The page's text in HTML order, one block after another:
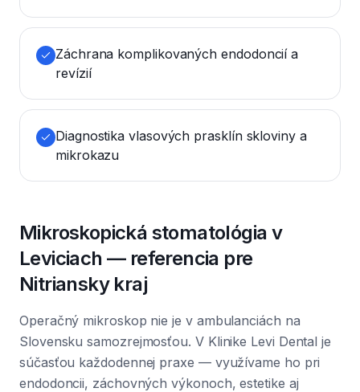
Záchrana komplikovaných endodoncií a
revízií
Diagnostika vlasových prasklín skloviny a
mikrokazu
Mikroskopická stomatológia v
Leviciach — referencia pre
Nitriansky kraj
Operačný mikroskop nie je v ambulanciách na
Slovensku samozrejmosťou. V Klinike Levi Dental je
súčasťou každodennej praxe — využívame ho pri
endodoncii, záchovných výkonoch, estetike aj